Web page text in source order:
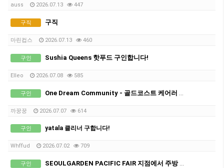
auss 2026.07.13 447
구직 구직
마린컵스 2026.07.13 460
구인 Sushia Queens 핫푸드 구인합니다!
Elleo 2026.07.08 585
구인 One Dream Community - 골드코스트 케어러 구인합니다.
까꿍꿍 2026.07.07 614
구인 yatala 클리너 구합니다!
Whffud 2026.07.02 709
구인 SEOULGARDEN PACIFIC FAIR 지점에서 주방 인원 추가 모집합니다.